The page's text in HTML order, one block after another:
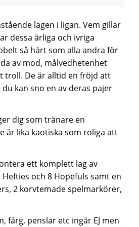
lagen i ligan. Vem gillar
dessa ärliga och ivriga
så hårt som alla andra för
av mod, målvedhetenhet
troll. De är alltid en fröjd att
kan sno en av deras pajer
dig som tränare en
är lika kaotiska som roliga att
ett komplett lag av
och 8 Hopefuls samt en
2 korvtemade spelmarkörer,
färg, penslar etc ingår EJ men